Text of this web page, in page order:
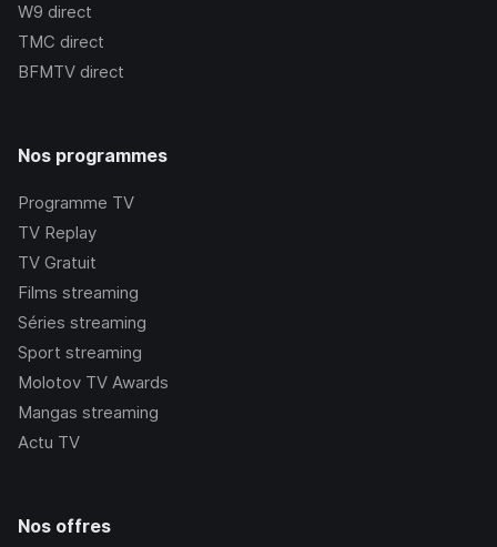
W9 direct
TMC direct
BFMTV direct
Nos programmes
Programme TV
TV Replay
TV Gratuit
Films streaming
Séries streaming
Sport streaming
Molotov TV Awards
Mangas streaming
Actu TV
Nos offres